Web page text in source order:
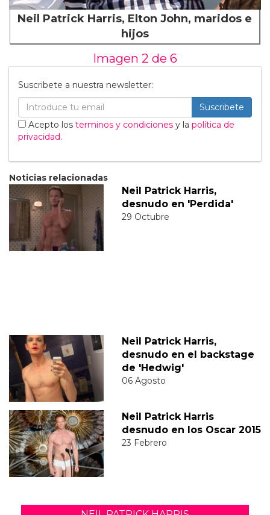
Neil Patrick Harris, Elton John, maridos e
hijos
Imagen 2 de 6
Suscribete a nuestra newsletter:
Suscribete
Acepto los terminos y condiciones y la política de
privacidad.
Noticias relacionadas
Neil Patrick Harris,
desnudo en 'Perdida'
29 Octubre
Neil Patrick Harris,
desnudo en el backstage
de 'Hedwig'
06 Agosto
Neil Patrick Harris
desnudo en los Oscar 2015
23 Febrero